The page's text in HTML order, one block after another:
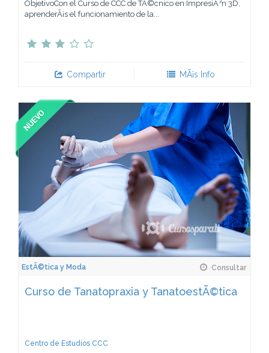
ObjetivoCon el Curso de CCC de TÃ©cnico en ImpresiÃ³n 3D,
aprenderÃ¡s el funcionamiento de la...
Compartir MÃ¡s Info
EstÃ©tica y Moda Consultar
Curso de Tanatopraxia y TanatoestÃ©tica
Centro de Estudios CCC